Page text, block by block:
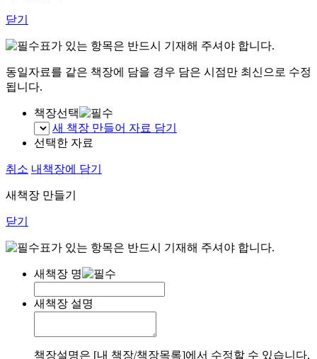
닫기
표가 있는 항목은 반드시 기재해 주셔야 합니다.
동일자료를 같은 책장에 담을 경우 담은 시점만 최신으로 수정
됩니다.
책장선택
새 책장 만들어 자료 담기
선택한 자료
취소 내책장에 담기
새책장 만들기
닫기
표가 있는 항목은 반드시 기재해 주셔야 합니다.
새책장 명
새책장 설명
책장설명은 [내 책장/책장목록]에서 수정할 수 있습니다.